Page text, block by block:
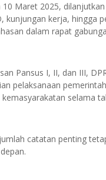
10 Maret 2025,
kunjungan kerja, hingga
dalam rapat
Pansus I, II, dan III,
pelaksanaan
selama
catatan penting